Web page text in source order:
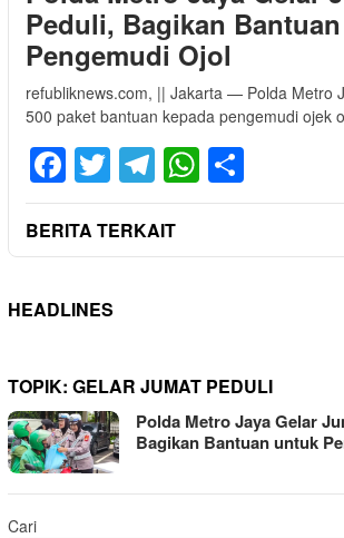
Peduli, Bagikan
Pengemudi Ojol
refubliknews.com, || Jakarta — Polda Metro
500 paket bantuan kepada pengemudi ojek
Facebook
Twitter
Telegram
WhatsApp
BERITA TERKAIT
HEADLINES
TOPIK: GELAR JUMAT PEDULI
Polda Metro Jaya Gelar
Bagikan Bantuan untuk
Cari